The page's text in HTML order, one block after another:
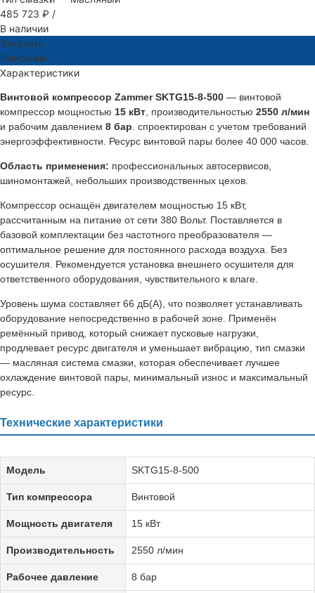
485 723 ₽ /
В наличии
Заказать
Описание
Характеристики
Винтовой компрессор Zammer SKTG15-8-500 — винтовой
компрессор мощностью 15 кВт , производительностью 2550 л/мин
и рабочим давлением 8 бар . спроектирован с учетом требований
энергоэффективности. Ресурс винтовой пары более 40 000 часов.
Область применения: профессиональных автосервисов,
шиномонтажей, небольших производственных цехов.
Компрессор оснащён двигателем мощностью 15 кВт,
рассчитанным на питание от сети 380 Вольт. Поставляется в
базовой комплектации без частотного преобразователя —
оптимальное решение для постоянного расхода воздуха. Без
осушителя. Рекомендуется установка внешнего осушителя для
ответственного оборудования, чувствительного к влаге.
Уровень шума составляет 66 дБ(А), что позволяет устанавливать
оборудование непосредственно в рабочей зоне. Применён
ремённый привод, который снижает пусковые нагрузки,
продлевает ресурс двигателя и уменьшает вибрацию, тип смазки
— масляная система смазки, которая обеспечивает лучшее
охлаждение винтовой пары, минимальный износ и максимальный
ресурс.
Технические характеристики
Модель SKTG15-8-500
Тип компрессора Винтовой
Мощность двигателя 15 кВт
Производительность 2550 л/мин
Рабочее давление 8 бар